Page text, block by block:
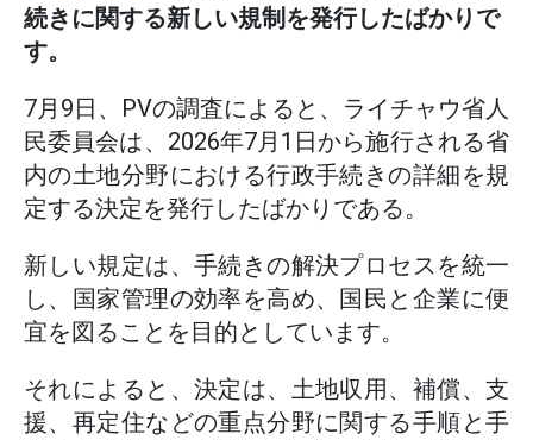
続きに関する新しい規制を発行したばかりで
す。
7月9日、PVの調査によると、ライチャウ省人
民委員会は、2026年7月1日から施行される省
内の土地分野における行政手続きの詳細を規
定する決定を発行したばかりである。
新しい規定は、手続きの解決プロセスを統一
し、国家管理の効率を高め、国民と企業に便
宜を図ることを目的としています。
それによると、決定は、土地収用、補償、支
援、再定住などの重点分野に関する手順と手